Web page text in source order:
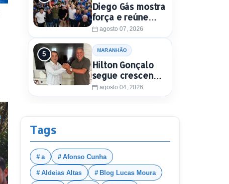
Diego Gás mostra
força e reúne
multidão para
Othelino Neto e
Marcos Miranda
Jr. em Timon
agosto 07, 2026
MARANHÃO
Hilton Gonçalo
segue crescendo
e conquista apoio
do prefeito de
agosto 04, 2026
Tags
a Afonso Cunha
Aldeias Altas Blog Lucas Moura